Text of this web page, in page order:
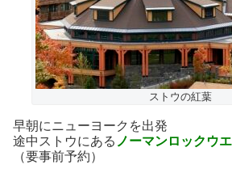
ストウの紅葉
早朝にニューヨークを出発
途中ストウにある ノーマンロックウ
（要事前予約）